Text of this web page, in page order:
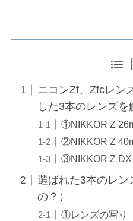
ニコンZf、Zfcレン
した3本のレンズを
①NIKKOR Z
②NIKKOR Z
③NIKKOR Z DX
選ばれた3本のレン
の？）
①レンズの写り